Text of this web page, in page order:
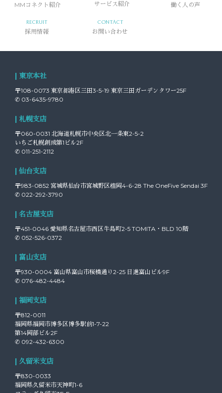
MMコネクト紹介 サービス紹介 働く人の声
RECRUIT
採用情報
CONTACT
お問い合わせ
| 東京本社
〒108-0073 東京都港区三田3-5-19 東京三田ガーデンタワー25F
✆ 03-6435-9780
| 札幌支店
〒060-0031 北海道札幌市中央区北一条東2-5-2
いちご札幌創成第1ビル2F
✆ 011-251-2112
| 仙台支店
〒983-0852 宮城県仙台市宮城野区榴岡4-6-28 The OneFive Sendai 3F
✆ 022-292-3790
| 名古屋支店
〒451-0046 愛知県名古屋市西区牛島町2-5 TOMITA・BLD 10階
✆ 052-526-0372
| 富山支店
〒930-0004 富山県富山市桜橋通り2-25 日進富山ビル9F
✆ 076-482-4484
| 福岡支店
〒812-0011
福岡県福岡市博多区博多駅前1-7-22
第14岡部ビル2F
✆ 092-432-6300
| 久留米支店
〒830-0033
福岡県久留米市天神町1-6